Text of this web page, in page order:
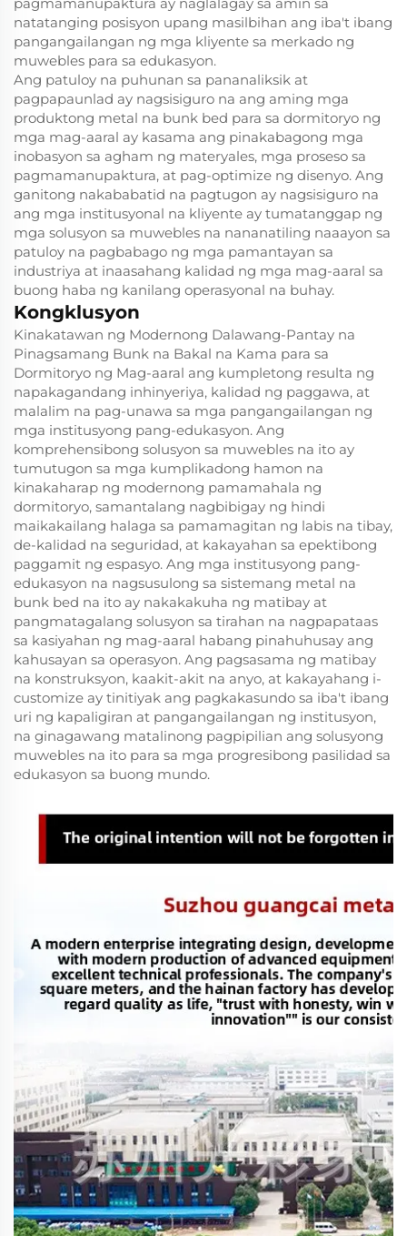
pagmamanupaktura ay naglalagay sa amin sa
natatanging posisyon upang masilbihan ang iba't ibang
pangangailangan ng mga kliyente sa merkado ng
muwebles para sa edukasyon.
Ang patuloy na puhunan sa pananaliksik at
pagpapaunlad ay nagsisiguro na ang aming mga
produktong metal na bunk bed para sa dormitoryo ng
mga mag-aaral ay kasama ang pinakabagong mga
inobasyon sa agham ng materyales, mga proseso sa
pagmamanupaktura, at pag-optimize ng disenyo. Ang
ganitong nakababatid na pagtugon ay nagsisiguro na
ang mga institusyonal na kliyente ay tumatanggap ng
mga solusyon sa muwebles na nananatiling naaayon sa
patuloy na pagbabago ng mga pamantayan sa
industriya at inaasahang kalidad ng mga mag-aaral sa
buong haba ng kanilang operasyonal na buhay.
Kongklusyon
Kinakatawan ng Modernong Dalawang-Pantay na
Pinagsamang Bunk na Bakal na Kama para sa
Dormitoryo ng Mag-aaral ang kumpletong resulta ng
napakagandang inhinyeriya, kalidad ng paggawa, at
malalim na pag-unawa sa mga pangangailangan ng
mga institusyong pang-edukasyon. Ang
komprehensibong solusyon sa muwebles na ito ay
tumutugon sa mga kumplikadong hamon na
kinakaharap ng modernong pamamahala ng
dormitoryo, samantalang nagbibigay ng hindi
maikakailang halaga sa pamamagitan ng labis na tibay,
de-kalidad na seguridad, at kakayahan sa epektibong
paggamit ng espasyo. Ang mga institusyong pang-
edukasyon na nagsusulong sa sistemang metal na
bunk bed na ito ay nakakakuha ng matibay at
pangmatagalang solusyon sa tirahan na nagpapataas
sa kasiyahan ng mag-aaral habang pinahuhusay ang
kahusayan sa operasyon. Ang pagsasama ng matibay
na konstruksyon, kaakit-akit na anyo, at kakayahang i-
customize ay tinitiyak ang pagkakasundo sa iba't ibang
uri ng kapaligiran at pangangailangan ng institusyon,
na ginagawang matalinong pagpipilian ang solusyong
muwebles na ito para sa mga progresibong pasilidad sa
edukasyon sa buong mundo.